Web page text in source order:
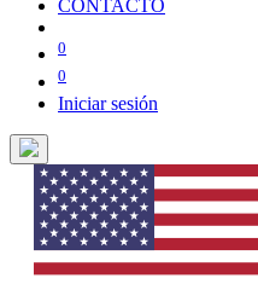
CONTACTO
0
0
Iniciar sesión